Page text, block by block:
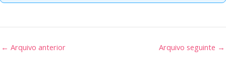
← Arquivo anterior Arquivo seguinte →